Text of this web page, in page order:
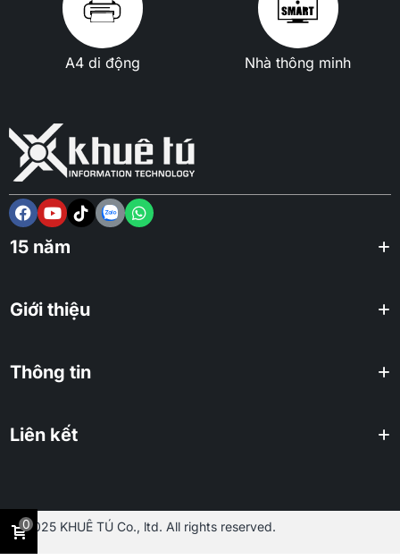
A4 di động Nhà thông minh
15 năm
Giới thiệu
Thông tin
Liên kết
2025 KHUÊ TÚ Co., ltd. All rights reserved.
0